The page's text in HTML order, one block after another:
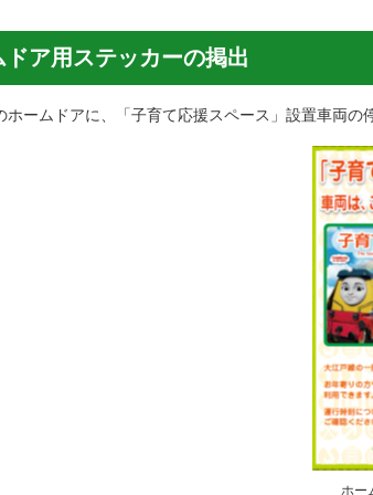
ア用ステッカーの掲出
ホームドアに、「子育て応援スペース」設置車両
ホー